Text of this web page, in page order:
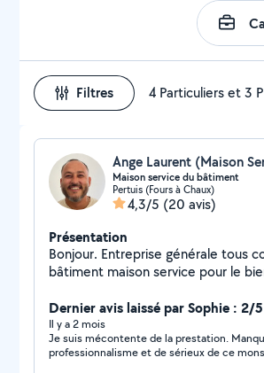
Filtres 4 Particuliers et 3
Maison service du bâtiment
Pertuis (Fours à Chaux)
4,3/5 (20 avis)
Présentation
Bonjour. Entreprise générale tous
bâtiment maison service pour le
à les consulter Mes photos travail
Cordialement Mr Laurent Ange
Dernier avis laissé par Sophie : 2/5
Il y a 2 mois
Je suis mécontente de la prestation. Manque de
professionnalisme et de sérieux de ce